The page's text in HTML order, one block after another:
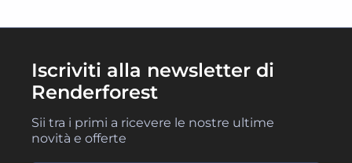
Iscriviti alla newsletter di
Renderforest
Sii tra i primi a ricevere le nostre ultime
novità e offerte